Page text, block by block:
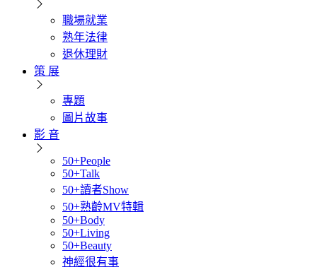
職場就業
熟年法律
退休理財
策 展
專題
圖片故事
影 音
50+People
50+Talk
50+讀者Show
50+熟齡MV特輯
50+Body
50+Living
50+Beauty
神經很有事